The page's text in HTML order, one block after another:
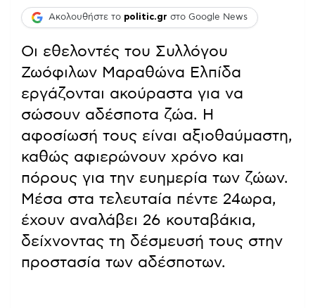
Ακολουθήστε το politic.gr στο Google News
Οι εθελοντές του Συλλόγου
Ζωόφιλων Μαραθώνα Ελπίδα
εργάζονται ακούραστα για να
σώσουν αδέσποτα ζώα. Η
αφοσίωσή τους είναι αξιοθαύμαστη,
καθώς αφιερώνουν χρόνο και
πόρους για την ευημερία των ζώων.
Μέσα στα τελευταία πέντε 24ωρα,
έχουν αναλάβει 26 κουταβάκια,
δείχνοντας τη δέσμευσή τους στην
προστασία των αδέσποτων.